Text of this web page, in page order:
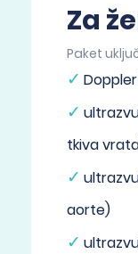
Za
Paket
tkiva
aorte)